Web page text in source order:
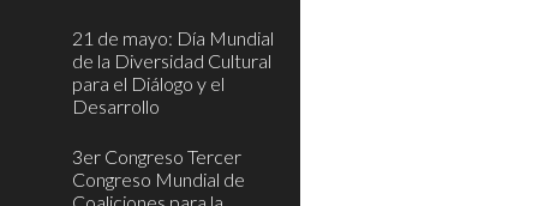
21 de mayo: Día Mundial
de la Diversidad Cultural
para el Diálogo y el
Desarrollo
3er Congreso Tercer
Congreso Mundial de